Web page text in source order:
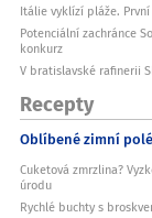
Itálie vyklízí pláže.
Potenciální zachránce
konkurz
V bratislavské rafinerii
Recepty
Oblíbené zimní
Cuketová zmrzlina?
úrodu
Rychlé buchty s